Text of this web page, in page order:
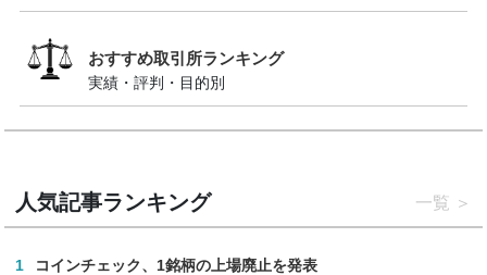
おすすめ取引所ランキング
実績・評判・目的別
人気記事ランキング 一覧
1 コインチェック、1銘柄の上場廃止を発表